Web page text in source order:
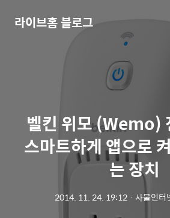
라이브홈 블로그
벨킨 위모 (Wemo)
스마트하게 앱으로
는 장치
2014. 11. 24. 19:12 ㆍ 사물인터